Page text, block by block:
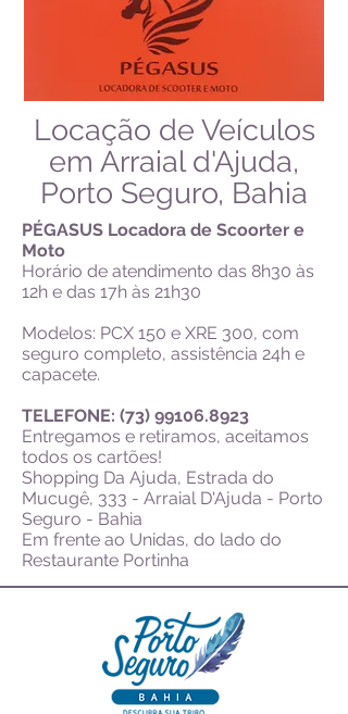
Locação de Veículos
em Arraial d'Ajuda,
Porto Seguro, Bahia
PÉGASUS Locadora de Scoorter e
Moto
Horário de atendimento das 8h30 às
12h e das 17h às 21h30
Modelos: PCX 150 e XRE 300, com
seguro completo, assistência 24h e
capacete.
TELEFONE: (73) 99106.8923
Entregamos e retiramos, aceitamos
todos os cartões!
Shopping Da Ajuda, Estrada do
Mucugê, 333 - Arraial D'Ajuda - Porto
Seguro - Bahia
Em frente ao Unidas, do lado do
Restaurante Portinha